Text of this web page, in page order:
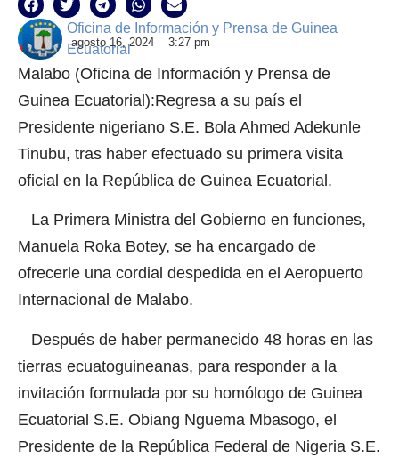
Oficina de Información y Prensa de Guinea
Ecuatorial
agosto 16, 2024 3:27 pm
Malabo (Oficina de Información y Prensa de
Guinea Ecuatorial):Regresa a su país el
Presidente nigeriano S.E. Bola Ahmed Adekunle
Tinubu, tras haber efectuado su primera visita
oficial en la República de Guinea Ecuatorial.
La Primera Ministra del Gobierno en funciones,
Manuela Roka Botey, se ha encargado de
ofrecerle una cordial despedida en el Aeropuerto
Internacional de Malabo.
Después de haber permanecido 48 horas en las
tierras ecuatoguineanas, para responder a la
invitación formulada por su homólogo de Guinea
Ecuatorial S.E. Obiang Nguema Mbasogo, el
Presidente de la República Federal de Nigeria S.E.